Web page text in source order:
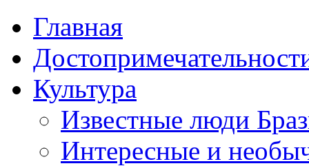
Главная
Культура
Известные люди
Интересные и